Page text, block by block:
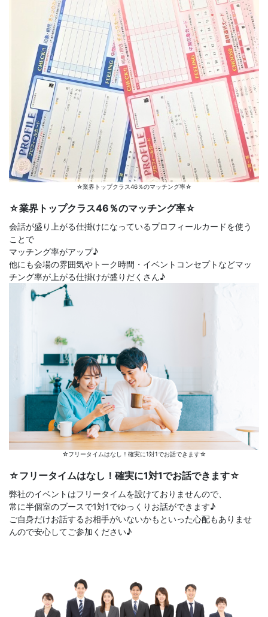
☆業界トップクラス46％のマッチング率☆
☆業界トップクラス46％のマッチング率☆
会話が盛り上がる仕掛けになっているプロフィールカードを使う
ことで
マッチング率がアップ♪
他にも会場の雰囲気やトーク時間・イベントコンセプトなどマッ
チング率が上がる仕掛けが盛りだくさん♪
☆フリータイムはなし！確実に1対1でお話できます☆
☆フリータイムはなし！確実に1対1でお話できます☆
弊社のイベントはフリータイムを設けておりませんので、
常に半個室のブースで1対1でゆっくりお話ができます♪
ご自身だけお話するお相手がいないかもといった心配もありませ
んので安心してご参加ください♪